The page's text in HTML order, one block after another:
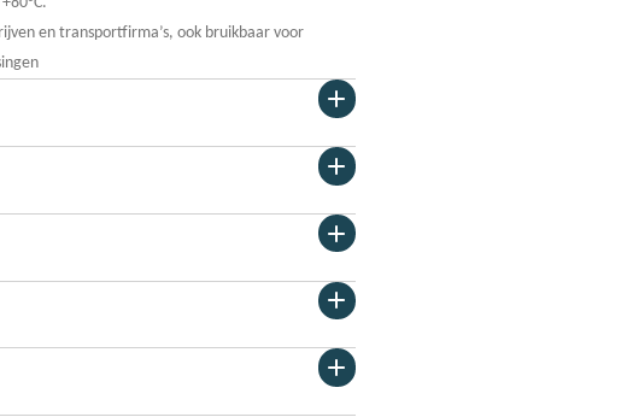
en transportfirma’s, ook bruikbaar voor